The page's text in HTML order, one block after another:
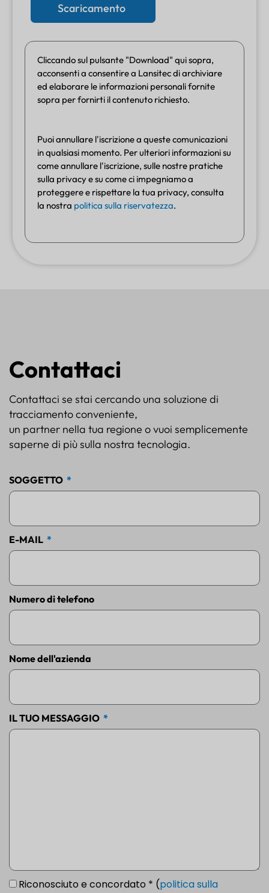
Scaricamento
Cliccando sul pulsante "Download" qui sopra,
acconsenti a consentire a Lansitec di archiviare
ed elaborare le informazioni personali fornite
sopra per fornirti il contenuto richiesto.
Puoi annullare l'iscrizione a queste comunicazioni
in qualsiasi momento. Per ulteriori informazioni su
come annullare l'iscrizione, sulle nostre pratiche
sulla privacy e su come ci impegniamo a
proteggere e rispettare la tua privacy, consulta
la nostra politica sulla riservatezza.
Contattaci
Contattaci se stai cercando una soluzione di
tracciamento conveniente,
un partner nella tua regione o vuoi semplicemente
saperne di più sulla nostra tecnologia.
SOGGETTO
E-MAIL
Numero di telefono
Nome dell'azienda
IL TUO MESSAGGIO
Riconosciuto e concordato * (politica sulla